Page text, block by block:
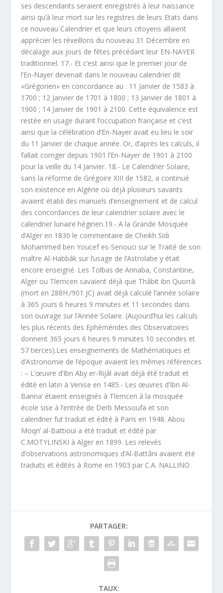
ses descendants seraient enregistrés à leur naissance
ainsi qu’à leur mort sur les registres de leurs Etats dans
ce nouveau Calendrier et que leurs citoyens allaient
apprécier les réveillons du nouveau 31 Décembre en
décalage aux jours de fêtes précédant leur EN-NAYER
traditionnel. 17.- Et c’est ainsi que le premier jour de
l’En-Nayer devenait dans le nouveau calendrier dit
«Grégorien» en concordance au : 11 Janvier de 1583 à
1700 ; 12 Janvier de 1701 à 1800 ; 13 Janvier de 1801 à
1900 ; 14 Janvier de 1901 à 2100. Cette équivalence est
restée en usage durant l’occupation française et c’est
ainsi que la célébration d’En-Nayer avait eu lieu le soir
du 11 Janvier de chaque année. Or, d’après les calculs, il
fallait corriger depuis 1901 l’En-Nayer de 1901 à 2100
pour la veille du 14 Janvier. 18.- Le Calendrier Solaire,
sans la réforme de Grégoire XIII de 1582, a continué
son existence en Algérie où déjà plusieurs savants
avaient établi des manuels d’enseignement et de calcul
des concordances de leur calendrier solaire avec le
calendrier lunaire hégirien.19.- A la Grande Mosquée
d’Alger en 1830 le commentaire de Cheikh Sidi
Mohammed ben Youcef es-Senouci sur le Traité de son
maître Al-Habbâk sur l’usage de l’Astrolabe y était
encore enseigné. Les Tolbas de Annaba, Constantine,
Alger ou Tlemcen savaient déjà que Thâbit ibn Quorrâ
(mort en 288H./901 JC) avait déjà calculé l’année solaire
à 365 jours 6 heures 9 minutes et 11 secondes dans
son ouvrage sur l’Année Solaire. (Aujourd’hui les calculs
les plus récents des Ephémérides des Observatoires
donnent 365 jours 6 heures 9 minutes 10 secondes et
57 tierces).Les enseignements de Mathématiques et
d’Astronomie de l’époque avaient les mêmes références
: – L’œuvre d’Ibn Aby er-Rijâl avait déjà été traduit et
édité en latin à Venise en 1485.- Les œuvres d’Ibn Al-
Banna’ étaient enseignés à Tlemcen à la mosquée
école sise à l’entrée de Derb Messoufa et son
calendrier fut traduit et édité à Paris en 1948. Abou
Moqri’ al-Battioui a été traduit et édité par
C.MOTYLINSKI à Alger en 1899. Les relevés
d’observations astronomiques d’Al-Battâni avaient été
traduits et édités à Rome en 1903 par C.A. NALLINO
PARTAGER:
TAUX: